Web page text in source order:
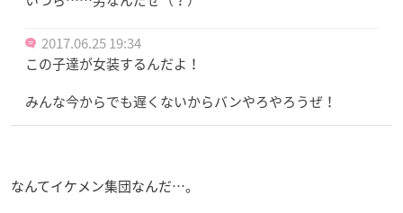
2017.06.25 19:34
この子達が女装するんだよ！
みんな今からでも遅くないからバンやろやろうぜ！
なんてイケメン集団なんだ…。